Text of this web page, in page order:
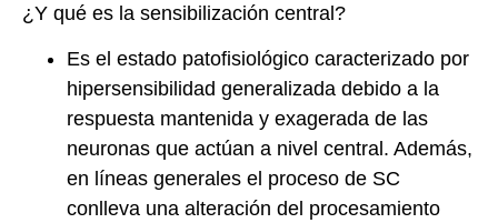
¿Y qué es la sensibilización central?
Es el estado patofisiológico caracterizado por
hipersensibilidad generalizada debido a la
respuesta mantenida y exagerada de las
neuronas que actúan a nivel central. Además,
en líneas generales el proceso de SC
conlleva una alteración del procesamiento